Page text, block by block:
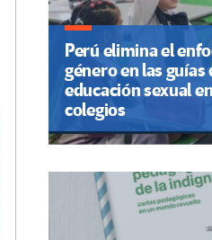
Perú elimina el
género en las guías
educación sexual
colegios